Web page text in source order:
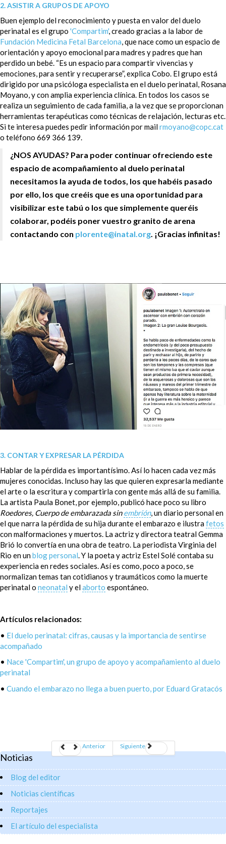
2. ASISTIR A GRUPOS DE APOYO
Buen ejemplo del reconocimiento y puesta en valor del duelo
perinatal es el grupo 'Compartim', creado gracias a la labor de
Fundación Medicina Fetal Barcelona, que nace como un espacio de
orientación y apoyo emocional para madres y padres que han
perdido un bebé. “Es un espacio para compartir vivencias y
emociones, para sentir y recuperarse”, explica Cobo. El grupo está
dirigido por una psicóloga especialista en el duelo perinatal, Rosana
Moyano, y con amplia experiencia clínica. En todos los casos se
realiza un seguimiento de cada familia, a la vez que se proporcionan
herramientas terapéuticas como técnicas de relajación, lecturas etc.
Si te interesa puedes pedir información por mailrmoyano@copc.cat
o teléfono 669 366 139.
¿NOS AYUDAS? Para poder continuar ofreciendo este
espacio de acompañamiento al duelo perinatal
necesitamos la ayuda de todos, los que habéis pasado
por ello, los que creéis que es una oportunidad para
visibilizar este tabú o los que simplemente queréis
colaborar, podéis poner vuestro granito de arena
contactando con plorente@inatal.org . ¡Gracias infinitas!
3. CONTAR Y EXPRESAR LA PÉRDIDA
Hablar de la pérdida es importantísimo. Así lo hacen cada vez más
mujeres conocidas. Incluso hay las que quieren expresarla mediante
el arte o la escritura y compartirla con gente más allá de su familia.
La artista Paula Bonet, por ejemplo, publicó hace poco su libro
Roedores, Cuerpo de embarazada sinembrión, un diario personal en
el que narra la pérdida de su hija durante el embarazo e ilustrafetos
con malformaciones y muertos. La actriz y directora teatral Gemma
Brió lo convertía en una obra de teatro. La periodista Virginia del
Rio en unblog personal. Y la poeta y actriz Estel Solé contaba su
experiencia en redes sociales. Así es como, poco a poco, se
normalizan temas tan cotidianos y traumáticos como la muerte
perinatal o neonatal y elaborto espontáneo.
Artículos relacionados:
• El duelo perinatal: cifras, causas y la importancia de sentirse
acompañado
• Nace 'Compartim', un grupo de apoyo y acompañamiento al duelo
perinatal
• Cuando el embarazo no llega a buen puerto, por Eduard Gratacós
Anterior Siguiente
Noticias
Blog del editor
Noticias científicas
Reportajes
El artículo del especialista